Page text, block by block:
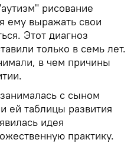
рисование
ему выражать свои
Этот диагноз
только в семь лет.
в чем причины
с сыном
ей таблицы развития
идея
практику.